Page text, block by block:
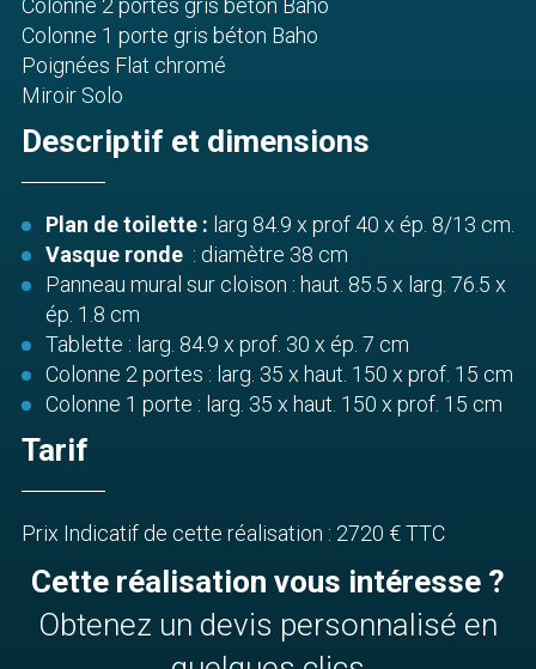
Colonne 2 portes gris béton Baho
Colonne 1 porte gris béton Baho
Poignées Flat chromé
Miroir Solo
Descriptif et dimensions
Plan de toilette : larg 84.9 x prof 40 x ép. 8/13 cm.
Vasque ronde : diamètre 38 cm
Panneau mural sur cloison : haut. 85.5 x larg. 76.5 x
ép. 1.8 cm
Tablette : larg. 84.9 x prof. 30 x ép. 7 cm
Colonne 2 portes : larg. 35 x haut. 150 x prof. 15 cm
Colonne 1 porte : larg. 35 x haut. 150 x prof. 15 cm
Tarif
Prix Indicatif de cette réalisation : 2720 € TTC
Cette réalisation vous intéresse ?
Obtenez un devis personnalisé en